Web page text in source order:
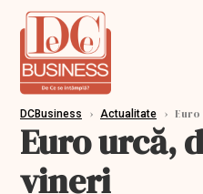
DCBusiness › Actualitate ›
Euro urcă,
vineri